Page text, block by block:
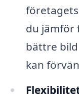
du jämför
bättre bild
kan